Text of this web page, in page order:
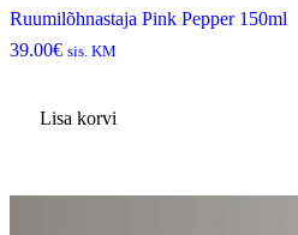
Ruumilõhnastaja Pink Pepper 150ml
39.00€ sis. KM
Lisa korvi